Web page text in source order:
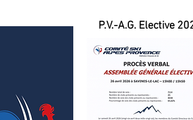
P.V.-A.G. Elective